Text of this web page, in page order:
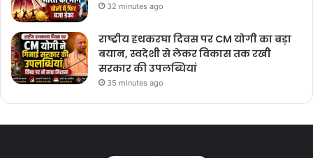
32 minutes ago
राष्ट्रीय हथकरघा दिवस पर CM योगी का बड़ा
बयान, स्वदेशी से लेकर विकास तक रखी
सरकार की उपलब्धियां
35 minutes ago